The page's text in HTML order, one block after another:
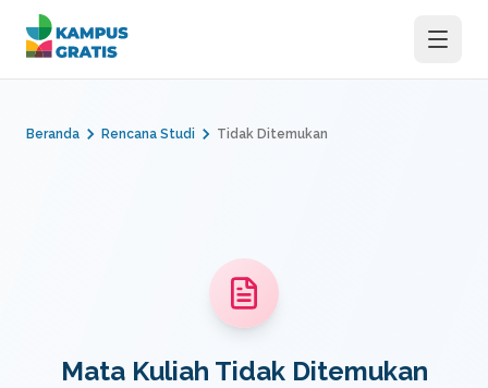
Langsung ke konten utama
Beranda Rencana Studi Tidak Ditemukan
Mata Kuliah Tidak Ditemukan